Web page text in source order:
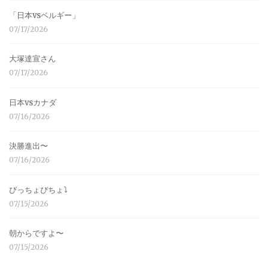
「日本vsベルギー」
07/17/2026
大塚達宣さん
07/17/2026
日本vsカナダ
07/16/2026
決勝進出〜
07/16/2026
びっちょびちょ⤵︎
07/15/2026
朝からですよ〜
07/15/2026